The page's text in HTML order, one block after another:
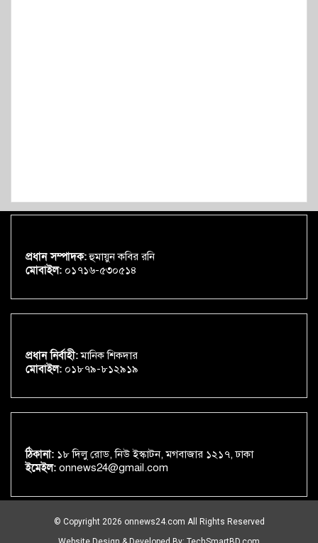
প্রধান সম্পাদক:হুমায়ুন কবির রনি
মোবাইল: ০১৭১৬-৫৩০৫১৪
প্রধান নির্বাহী:মানিক শিকদার
মোবাইল: ০১৮৭৯-৮১২৯১৯
ঠিকানা: ১৮ দিলু রোড, নিউ ইস্কাটন, মগবাজার ১২১৭, ঢাকা
ইমেইল: onnews24@gmail.com
© Copyright 2026 onnews24.com All Rights Reserved